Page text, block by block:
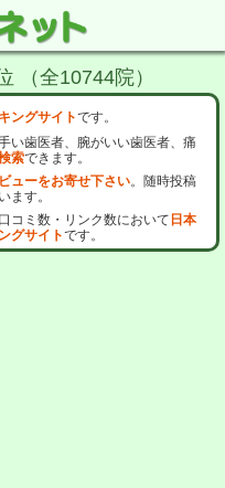
（全10744院）
ングサイトです。
い歯医者、腕がいい歯医者、痛
索できます。
ューをお寄せ下さい。随時投稿
ます。
コミ数・リンク数において 日本
グサイトです。